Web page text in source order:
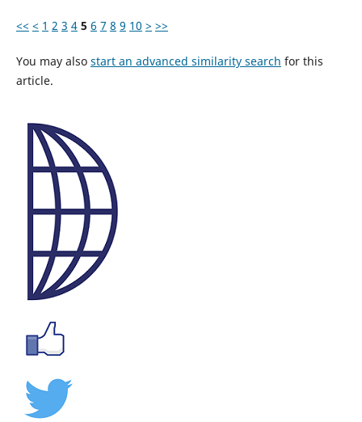
<< < 1 2 3 4 5 6 7 8 9 10 > >>
You may also start an advanced similarity search for this
article.